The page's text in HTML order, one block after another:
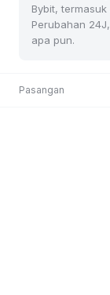
Bybit,
Perubahan
apa pun.
Pasangan